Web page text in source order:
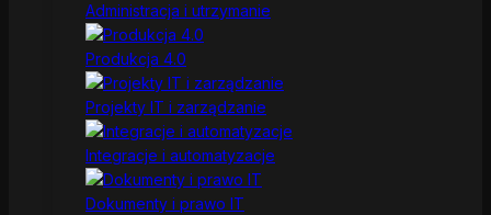
Administracja i utrzymanie
Produkcja 4.0
Projekty IT i zarządzanie
Integracje i automatyzacje
Dokumenty i prawo IT